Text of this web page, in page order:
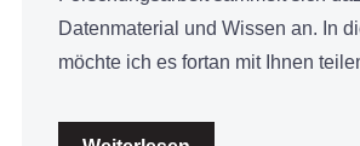
Datenmaterial und Wissen an. In
möchte ich es fortan mit Ihnen